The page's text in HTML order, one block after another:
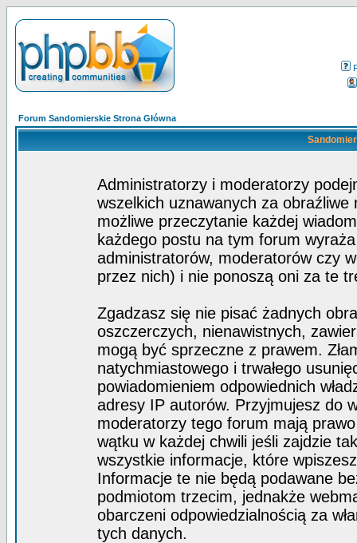
Forum Sandomierskie Strona Główna
Administratorzy i moderatorzy
wszelkich uznawanych za obraźliwe
możliwe przeczytanie każdej
każdego postu na tym forum
administratorów, moderatorów czy
przez nich) i nie ponoszą oni za te
Zgadzasz się nie pisać żadnych
oszczerczych, nienawistnych,
mogą być sprzeczne z prawem.
natychmiastowego i trwałego
powiadomieniem odpowiednich
adresy IP autorów. Przyjmujesz do
moderatorzy tego forum mają
wątku w każdej chwili jeśli zajdzie
wszystkie informacje, które
Informacje te nie będą podawane
podmiotom trzecim, jednakże
obarczeni odpowiedzialnością za
tych danych.